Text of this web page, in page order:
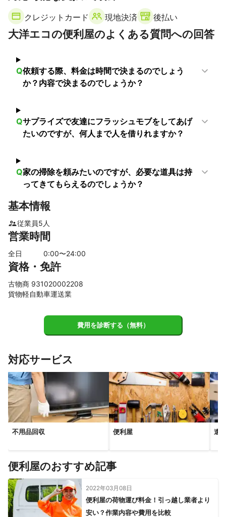
クレジットカード 現地決済 後払い
大洋エコの便利屋のよくある質問への回答
Q依頼する際、料金は時間で決まるのでしょう
か？内容で決まるのでしょうか？
Qサプライズで友達にフラッシュモブをしてあげ
たいのですが、何人まで人を借りれますか？
Q家の掃除を頼みたいのですが、必要な道具は持
ってきてもらえるのでしょうか？
基本情報
従業員5 人
営業時間
全日 0:00〜24:00
資格・免許
古物商 931020002208
貨物軽自動車運送業
費用を診断する（無料）
対応サービス
不用品回収 便利屋 遺
便利屋のおすすめ記事
2022年03月08日
便利屋の荷物運び料金！引っ越し業者より
安い？作業内容や費用を比較